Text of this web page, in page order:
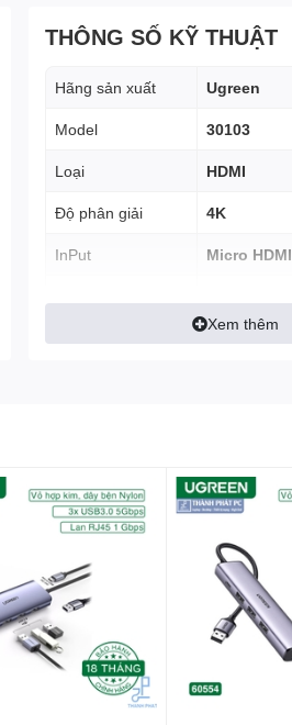
THÔNG SỐ KỸ THUẬT
Hãng sản xuất Ugreen
Model 30103
Loại HDMI
Độ phân giải 4K
InPut Micro HDMI
Xem thêm